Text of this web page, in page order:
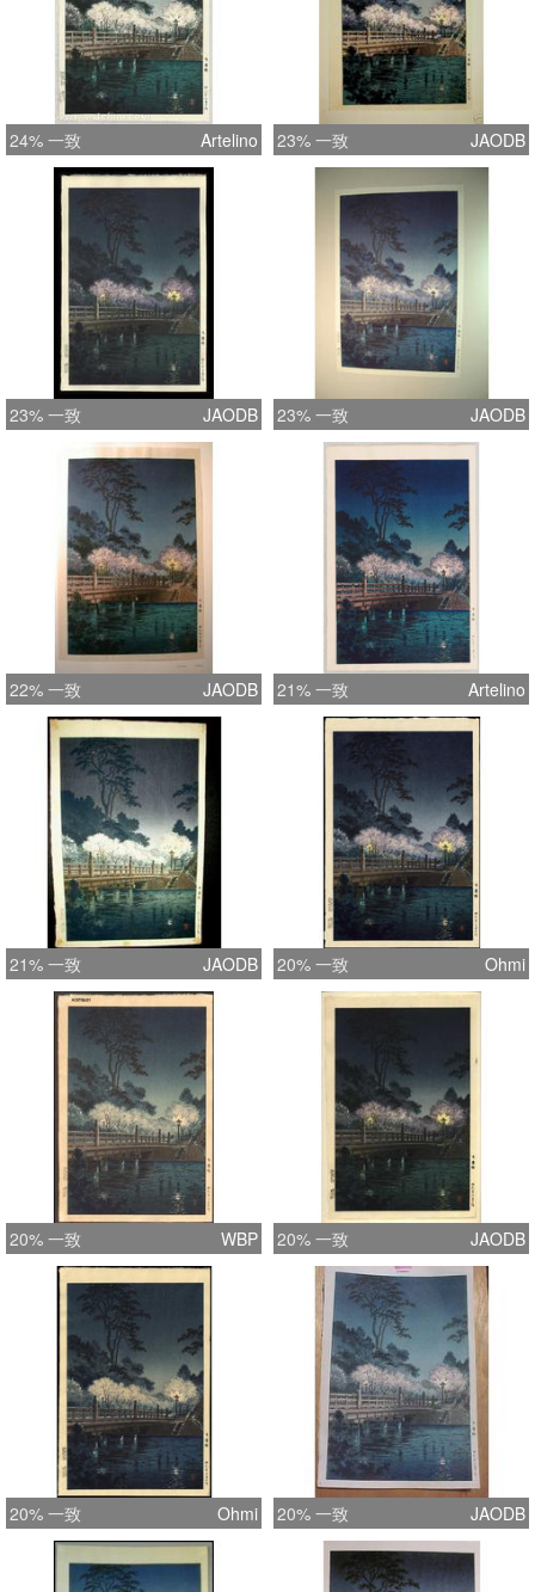
24% 一致 Artelino 23% 一致 JAODB
23% 一致 JAODB 23% 一致 JAODB
22% 一致 JAODB 21% 一致 Artelino
21% 一致 JAODB 20% 一致 Ohmi
20% 一致 WBP 20% 一致 JAODB
20% 一致 Ohmi 20% 一致 JAODB